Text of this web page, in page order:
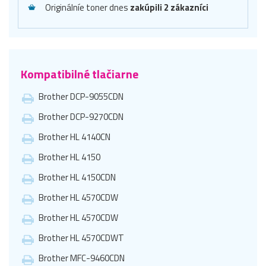
Originálníe toner dnes zakúpili 2 zákazníci
Kompatibilné tlačiarne
Brother DCP-9055CDN
Brother DCP-9270CDN
Brother HL 4140CN
Brother HL 4150
Brother HL 4150CDN
Brother HL 4570CDW
Brother HL 4570CDW
Brother HL 4570CDWT
Brother MFC-9460CDN